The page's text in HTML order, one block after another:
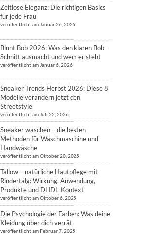
Zeitlose Eleganz: Die richtigen Basics
für jede Frau
veröffentlicht am Januar 26, 2025
Blunt Bob 2026: Was den klaren Bob-
Schnitt ausmacht und wem er steht
veröffentlicht am Januar 6, 2026
Sneaker Trends Herbst 2026: Diese 8
Modelle verändern jetzt den
Streetstyle
veröffentlicht am Juli 22, 2026
Sneaker waschen – die besten
Methoden für Waschmaschine und
Handwäsche
veröffentlicht am Oktober 20, 2025
Tallow – natürliche Hautpflege mit
Rindertalg: Wirkung, Anwendung,
Produkte und DHDL-Kontext
veröffentlicht am Oktober 6, 2025
Die Psychologie der Farben: Was deine
Kleidung über dich verrät
veröffentlicht am Februar 7, 2025